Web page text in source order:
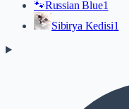
🐾Russian Blue1
Sibirya Kedisi1